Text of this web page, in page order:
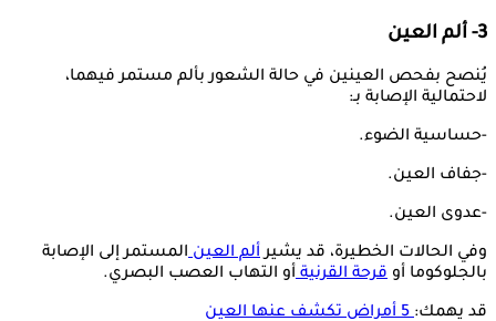
3- ألم العين
يُنصح بفحص العينين في حالة الشعور بألم مستمر فيهما،
لاحتمالية الإصابة بـ:
-حساسية الضوء.
-جفاف العين.
-عدوى العين.
وفي الحالات الخطيرة، قد يشيرألم العينالمستمر إلى الإصابة
بالجلوكوما أو قرحة القرنيةأو التهاب العصب البصري.
قد يهمك:5 أمراض تكشف عنها العين